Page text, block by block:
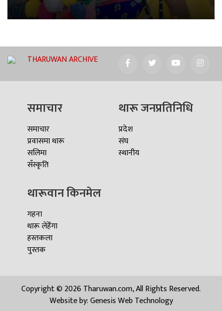
THARUWAN ARCHIVE
समाचार
समाचार
प्रवासमा थारू
सलिमा
सँस्कृति
थारू जनप्रतिनिधि
प्रदेश
संघ
स्थानीय
थारूवान किनमेल
गहना
थारू लेहेँगा
हस्तकला
पुस्तक
Copyright © 2026 Tharuwan.com, All Rights Reserved.
Website by:Genesis Web Technology